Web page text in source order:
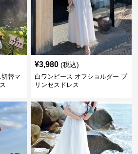
替マ
¥3,980 (税込)
白ワンピース オフショルダー プ
リンセスドレス